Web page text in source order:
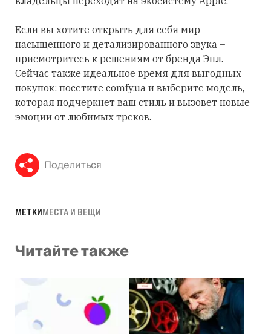
Если вы хотите открыть для себя мир
насыщенного и детализированного звука –
присмотритесь к решениям от бренда Эпл.
Сейчас также идеальное время для выгодных
покупок: посетите comfy.ua и выберите модель,
которая подчеркнет ваш стиль и вызовет новые
эмоции от любимых треков.
Поделиться
МЕТКИМЕСТА И ВЕЩИ
Читайте также